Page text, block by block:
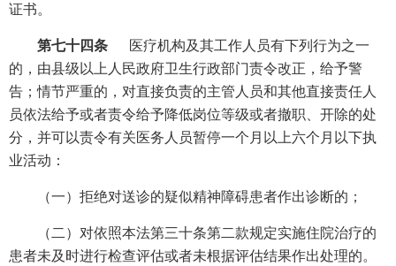
证书。
第七十四条
医疗机构及其工作人员有下列行为之一
的，由县级以上人民政府卫生行政部门责令改正，给予警
告；情节严重的，对直接负责的主管人员和其他直接责任人
员依法给予或者责令给予降低岗位等级或者撤职、开除的处
分，并可以责令有关医务人员暂停一个月以上六个月以下执
业活动：
（一）拒绝对送诊的疑似精神障碍患者作出诊断的；
（二）对依照本法第三十条第二款规定实施住院治疗的
患者未及时进行检查评估或者未根据评估结果作出处理的。